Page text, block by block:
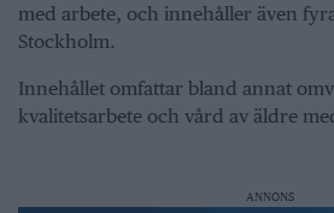
med arbete, och innehåller även
Stockholm.
Innehållet omfattar bland annat
kvalitetsarbete och vård av äldre
ANNONS